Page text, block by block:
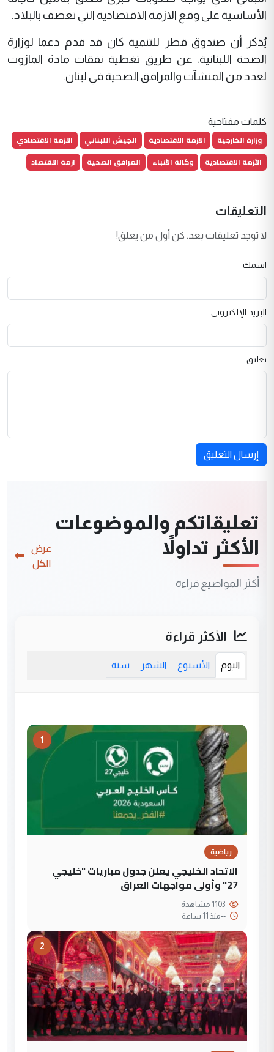
الأساسية على وقع الازمة الاقتصادية التي تعصف بالبلاد.
يُذكر أن صندوق قطر للتنمية كان قد قدم دعما لوزارة
الصحة اللبنانية، عن طريق تغطية نفقات مادة المازوت
لعدد من المنشآت والمرافق الصحية في لبنان.
كلمات مفتاحية
وزارة الخارجية الازمة الاقتصادية الجيش اللبناني
الازمة الاقتصادي
الأزمة الاقتصادية
وكالة الأنباء المرافق الصحية ازمة الاقتصاد
التعليقات
لا توجد تعليقات بعد. كن أول من يعلق!
اسمك
البريد الإلكتروني
تعليق
إرسال التعليق
تعليقاتكم والموضوعات
الأكثر تداولاً
أكثر المواضيع قراءة
عرض
الكل
الأكثر قراءة
اليوم الأسبوع الشهر سنة
1
رياضية
الاتحاد الخليجي يعلن جدول مباريات "خليجي
27" وأولى مواجهات العراق
--منذ 11 ساعة
2